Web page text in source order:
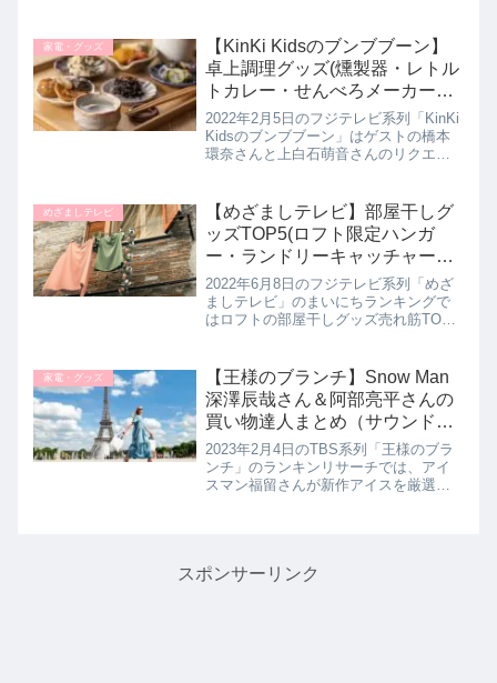
プレゼンされていたので、その魅力と
お取り寄せ方法を...
家電・グッズ
【KinKi Kidsのブンブブーン】
卓上調理グッズ(燻製器・レトル
トカレー・せんべろメーカー・
弁当箱炊飯器・アイスのクッキ
ングトイなど)こたつで出来る！
2月5日
2022年2月5日のフジテレビ系列「KinKi
Kidsのブンブブーン」はゲストの橋本
環奈さんと上白石萌音さんのリクエス
もらっていたので詳しく紹介します。
家飲み家電に、超高...
めざましテレビ
【めざましテレビ】部屋干しグ
ッズTOP5(ロフト限定ハンガ
ー・ランドリーキャッチャーな
ど)まいにちランキング｜6月8日
2022年6月8日のフジテレビ系列「めざ
ましテレビ」のまいにちランキングで
はロフトの部屋干しグッズ売れ筋TOP5
らロフト部屋干しグッズ売れ筋TOP5第
５位 WING アルミ...
家電・グッズ
【王様のブランチ】Snow Man
深澤辰哉さん＆阿部亮平さんの
買い物達人まとめ（サウンドバ
ーなど）4月22日
2023年2月4日のTBS系列「王様のブラ
ンチ」のランキンリサーチでは、アイ
スマン福留さんが新作アイスを厳選！
く紹介します。
スポンサーリンク